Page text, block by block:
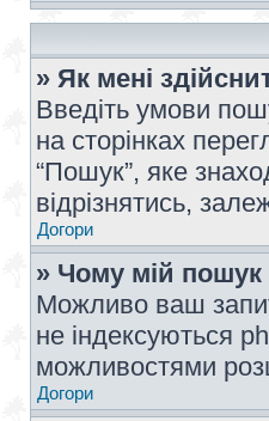
» Як мені
Введіть умови
на сторінках
“Пошук”, яке
відрізнятись,
Догори
» Чому мій пошук
Можливо ваш
не індексуються
можливостями
Догори